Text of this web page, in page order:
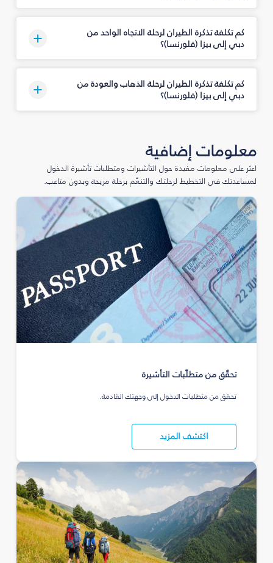
كم تكلفة تذكرة الطيران لرحلة الاتجاه الواحد من
دبي إلى بيزا (فلورنسا)؟
كم تكلفة تذكرة الطيران لرحلة الذهاب والعودة من
دبي إلى بيزا (فلورنسا)؟
معلومات إضافية
اعثر على معلومات مفيدة حول التأشيرات ومتطلبات تأشيرة الدخول
لمساعدتك في التخطيط لرحلتك والتنعّم برحلة مريحة وبدون متاعب.
تحقّق من متطلّبات التأشيرة
تحقق من متطلبات الدخول إلى وجهتك القادمة.
اكتشف المزيد